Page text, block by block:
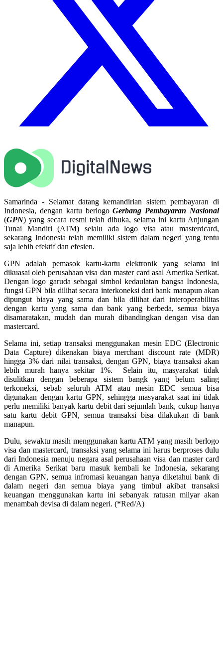
Samarinda - Selamat datang kemandirian sistem pembayaran di
Indonesia, dengan kartu berlogoGerbang Pembayaran Nasional
(GPN) yang secara resmi telah dibuka, selama ini kartu Anjungan
Tunai Mandiri (ATM) selalu ada logo visa atau masterdcard,
sekarang Indonesia telah memiliki sistem dalam negeri yang tentu
saja lebih efektif dan efesien.
GPN adalah pemasok kartu-kartu elektronik yang selama ini
dikuasai oleh perusahaan visa dan master card asal Amerika Serikat.
Dengan logo garuda sebagai simbol kedaulatan bangsa Indonesia,
fungsi GPN bila dilihat secara interkoneksi dari bank manapun akan
dipungut biaya yang sama dan bila dilihat dari interoperabilitas
dengan kartu yang sama dan bank yang berbeda, semua biaya
disamaratakan, mudah dan murah dibandingkan dengan visa dan
mastercard.
Selama ini, setiap transaksi menggunakan mesin EDC (Electronic
Data Capture) dikenakan biaya merchant discount rate (MDR)
hingga 3% dari nilai transaksi, dengan GPN, biaya transaksi akan
lebih murah hanya sekitar 1%. Selain itu, masyarakat tidak
disulitkan dengan beberapa sistem bangk yang belum saling
terkoneksi, sebab seluruh ATM atau mesin EDC semua bisa
digunakan dengan kartu GPN, sehingga masyarakat saat ini tidak
perlu memiliki banyak kartu debit dari sejumlah bank, cukup hanya
satu kartu debit GPN, semua transaksi bisa dilakukan di bank
manapun.
Dulu, sewaktu masih menggunakan kartu ATM yang masih berlogo
visa dan mastercard, transaksi yang selama ini harus berproses dulu
dari Indonesia menuju negara asal perusahaan visa dan master card
di Amerika Serikat baru masuk kembali ke Indonesia, sekarang
dengan GPN, semua infromasi keuangan hanya diketahui bank di
dalam negeri dan semua biaya yang timbul akibat transaksi
keuangan menggunakan kartu ini sebanyak ratusan milyar akan
menambah devisa di dalam negeri. (*Red/A)